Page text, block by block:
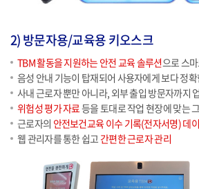
2) 방문자용/교육용 키오스크
TBM 활동을 지원하는 안전 교육 솔루션으로 스
음성 안내 기능이 탑재되어 사용자에게 보다 정
사내 근로자 뿐만 아니라, 외부 출입 방문자까지
위험성 평가 자료등을 토대로 작업 현장에 맞는
근로자의 안전보건교육 이수 기록(전자서명) 데
웹 관리자를 통한 쉽고 간편한 근로자 관리